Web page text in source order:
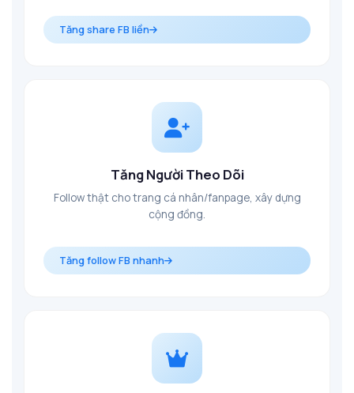
Tăng share FB liền
Tăng Người Theo Dõi
Follow thật cho trang cá nhân/fanpage, xây dựng
cộng đồng.
Tăng follow FB nhanh